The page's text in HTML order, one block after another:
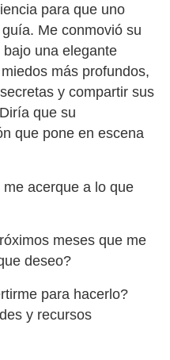
para que uno
Me conmovió su
bajo una elegante
más profundos,
y compartir sus
que su
que pone en escena
acerque a lo que
meses que me
deseo?
para hacerlo?
y recursos